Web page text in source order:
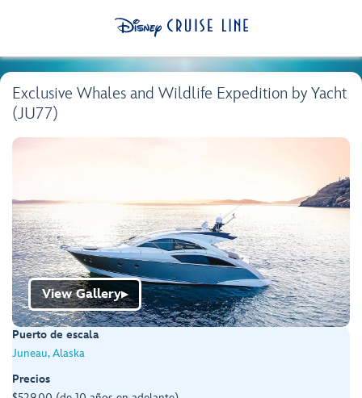
Exclusive Whales and Wildlife Expedition by Yacht
(JU77)
View Gallery▶
Puerto de escala
Juneau, Alaska
Precios